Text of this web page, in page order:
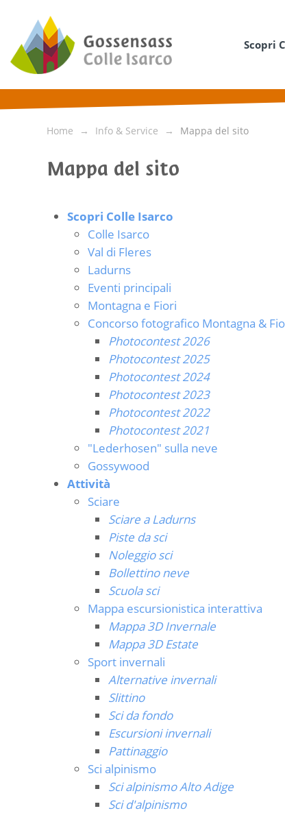
Scopri
Home Info & Service Mappa del sito
Mappa del sito
Scopri Colle Isarco
Colle Isarco
Val di Fleres
Ladurns
Eventi principali
Montagna e Fiori
Concorso fotografico Montagna &
Photocontest 2026
Photocontest 2025
Photocontest 2024
Photocontest 2023
Photocontest 2022
Photocontest 2021
"Lederhosen" sulla neve
Gossywood
Attività
Sciare
Sciare a Ladurns
Piste da sci
Noleggio sci
Bollettino neve
Scuola sci
Mappa escursionistica interattiva
Mappa 3D Invernale
Mappa 3D Estate
Sport invernali
Alternative invernali
Slittino
Sci da fondo
Escursioni invernali
Pattinaggio
Sci alpinismo
Sci alpinismo Alto Adige
Sci d'alpinismo